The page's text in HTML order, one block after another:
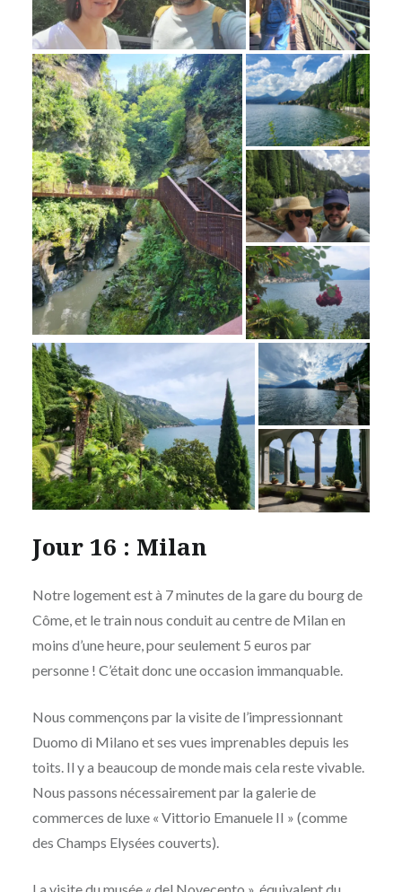
Jour 16 : Milan
Notre logement est à 7 minutes de la gare du bourg de
Côme, et le train nous conduit au centre de Milan en
moins d’une heure, pour seulement 5 euros par
personne ! C’était donc une occasion immanquable.
Nous commençons par la visite de l’impressionnant
Duomo di Milano et ses vues imprenables depuis les
toits. Il y a beaucoup de monde mais cela reste vivable.
Nous passons nécessairement par la galerie de
commerces de luxe « Vittorio Emanuele II » (comme
des Champs Elysées couverts).